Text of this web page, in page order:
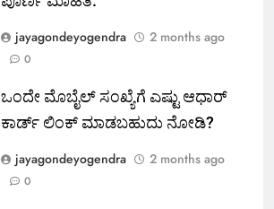
jayagondeyogendra
2 months ago
0
ಒಂದೇ ಮೊಬೈಲ್ ಸಂಖ್ಯೆಗೆ ಎಷ್ಟು ಆಧಾರ್
ಕಾರ್ಡ್ ಲಿಂಕ್ ಮಾಡಬಹುದು ನೋಡಿ?
jayagondeyogendra
2 months ago
0